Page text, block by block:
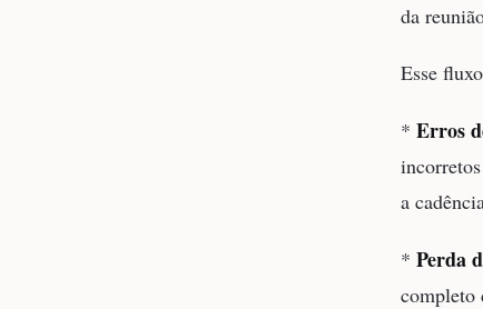
da
Esse
* Erros
a
* Perda
completo